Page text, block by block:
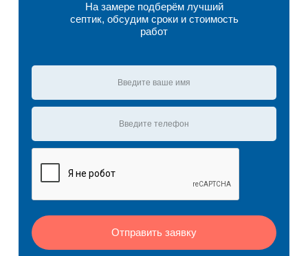
На замере подберём лучший
септик, обсудим сроки и стоимость
работ
Отправить заявку